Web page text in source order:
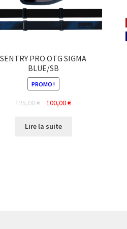
SENTRY PRO OTG SIGMA
BLUE/SB
PROMO !
125,00€
Le
initial
100,00€Le
Lire la suite